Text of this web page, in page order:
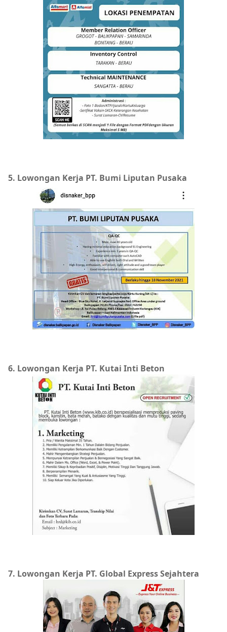
5. Lowongan Kerja PT. Bumi Liputan Pusaka
6. Lowongan Kerja PT. Kutai Inti Beton
7. Lowongan Kerja PT. Global Express Sejahtera